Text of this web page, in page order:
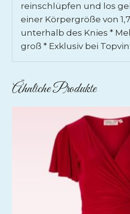
reinschlüpfen und los
einer Körpergröße von
unterhalb des Knies *
groß * Exklusiv bei
Ähnliche Produkte